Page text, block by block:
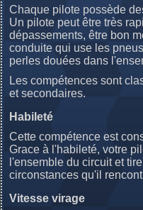
Chaque pilote possède
Un pilote peut être très
dépassements, être bon
conduite qui use les
perles douées dans
Les compétences sont
et secondaires.
Habileté
Cette compétence est
Grace à l'habileté, votre
l'ensemble du circuit et
circonstances qu'il
Vitesse virage